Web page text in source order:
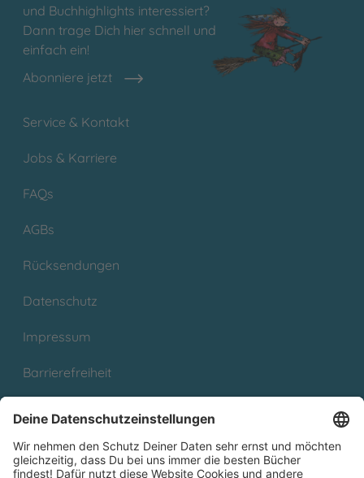
und Buchhighlights interessiert?
Dann trage Dich hier schnell und
einfach ein!
Abonniere jetzt
Service & Kontakt
Jobs & Karriere
FAQs
AGBs
Rücksendungen
Datenschutz
Impressum
Barrierefreiheit
Partnerprogramm (Affiliate)